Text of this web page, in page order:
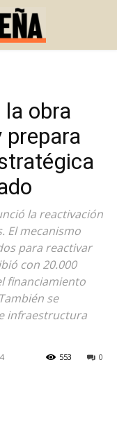
obra
prepara
la reactivación
El mecanismo
para reactivar
con 20.000
financiamiento
se
infraestructura
0
553